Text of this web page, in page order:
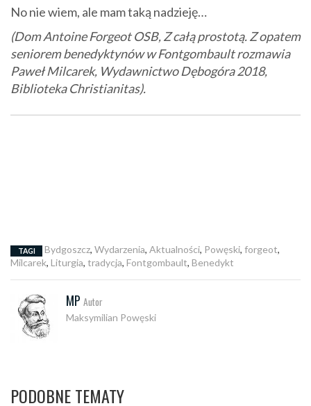
No nie wiem, ale mam taką nadzieję…
(Dom Antoine Forgeot OSB, Z całą prostotą. Z opatem
seniorem benedyktynów w Fontgombault rozmawia
Paweł Milcarek, Wydawnictwo Dębogóra 2018,
Biblioteka Christianitas).
TAGI Bydgoszcz, Wydarzenia, Aktualności, Powęski, forgeot,
Milcarek, Liturgia, tradycja, Fontgombault, Benedykt
MP Autor
Maksymilian Powęski
PODOBNE TEMATY